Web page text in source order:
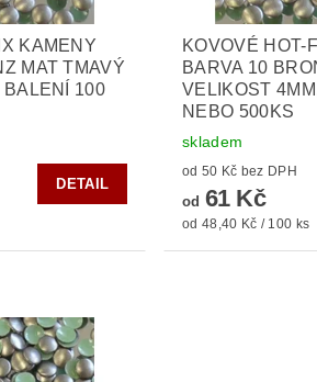
KAMENY
MAT TMAVÝ
BALENÍ 100
DETAIL
KOVOVÉ HOT-
BARVA 10
VELIKOST
NEBO 500KS
skladem
od 50 Kč bez DPH
od 61 Kč
od 48,40 Kč / 100 ks